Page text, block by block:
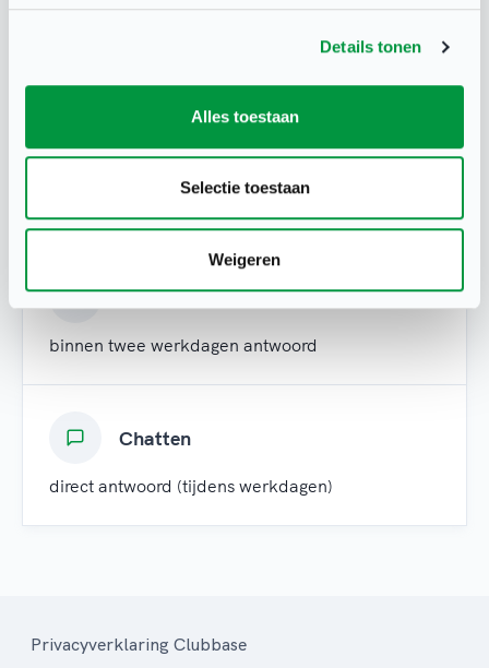
Details tonen
Alles toestaan
Selectie toestaan
Weigeren
X
Whatsapp
Mail
binnen twee werkdagen antwoord
Chatten
direct antwoord (tijdens werkdagen)
Privacyverklaring Clubbase